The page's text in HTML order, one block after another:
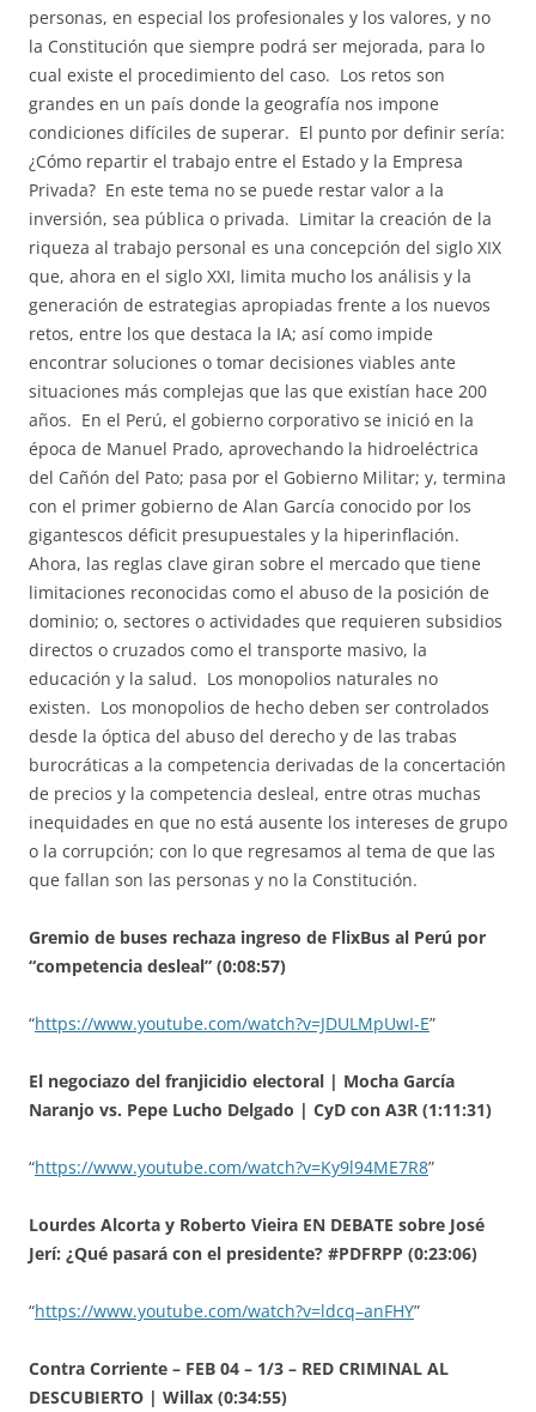
personas, en especial los profesionales y los valores, y no
la Constitución que siempre podrá ser mejorada, para lo
cual existe el procedimiento del caso. Los retos son
grandes en un país donde la geografía nos impone
condiciones difíciles de superar. El punto por definir sería:
¿Cómo repartir el trabajo entre el Estado y la Empresa
Privada? En este tema no se puede restar valor a la
inversión, sea pública o privada. Limitar la creación de la
riqueza al trabajo personal es una concepción del siglo XIX
que, ahora en el siglo XXI, limita mucho los análisis y la
generación de estrategias apropiadas frente a los nuevos
retos, entre los que destaca la IA; así como impide
encontrar soluciones o tomar decisiones viables ante
situaciones más complejas que las que existían hace 200
años. En el Perú, el gobierno corporativo se inició en la
época de Manuel Prado, aprovechando la hidroeléctrica
del Cañón del Pato; pasa por el Gobierno Militar; y, termina
con el primer gobierno de Alan García conocido por los
gigantescos déficit presupuestales y la hiperinflación.
Ahora, las reglas clave giran sobre el mercado que tiene
limitaciones reconocidas como el abuso de la posición de
dominio; o, sectores o actividades que requieren subsidios
directos o cruzados como el transporte masivo, la
educación y la salud. Los monopolios naturales no
existen. Los monopolios de hecho deben ser controlados
desde la óptica del abuso del derecho y de las trabas
burocráticas a la competencia derivadas de la concertación
de precios y la competencia desleal, entre otras muchas
inequidades en que no está ausente los intereses de grupo
o la corrupción; con lo que regresamos al tema de que las
que fallan son las personas y no la Constitución.
Gremio de buses rechaza ingreso de FlixBus al Perú por
“competencia desleal” (0:08:57)
“https://www.youtube.com/watch?v=JDULMpUwI-E”
El negociazo del franjicidio electoral | Mocha García
Naranjo vs. Pepe Lucho Delgado | CyD con A3R (1:11:31)
“https://www.youtube.com/watch?v=Ky9l94ME7R8”
Lourdes Alcorta y Roberto Vieira EN DEBATE sobre José
Jerí: ¿Qué pasará con el presidente? #PDFRPP (0:23:06)
“https://www.youtube.com/watch?v=ldcq–anFHY”
Contra Corriente – FEB 04 – 1/3 – RED CRIMINAL AL
DESCUBIERTO | Willax (0:34:55)